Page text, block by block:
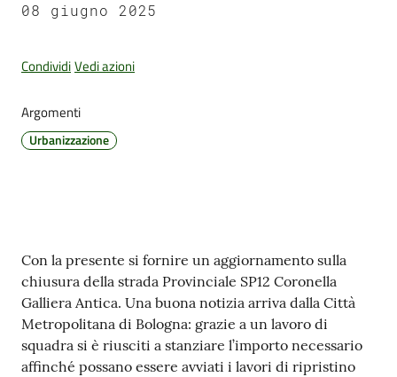
Tutti
argomenti...
Seguici
08 giugno 2025
CondividiVedi azioni
Argomenti
Urbanizzazione
Contenuto
Con la presente si fornire un aggiornamento sulla
chiusura della strada Provinciale SP12 Coronella
Galliera Antica. Una buona notizia arriva dalla Città
Metropolitana di Bologna: grazie a un lavoro di
squadra si è riusciti a stanziare l’importo necessario
affinché possano essere avviati i lavori di ripristino